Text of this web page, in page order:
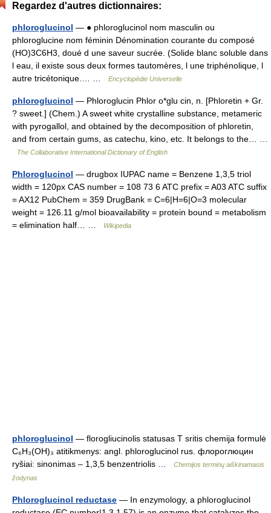
Regardez d'autres dictionnaires:
phloroglucinol — ● phloroglucinol nom masculin ou
phloroglucine nom féminin Dénomination courante du composé
(HO)3C6H3, doué d une saveur sucrée. (Solide blanc soluble dans
l eau, il existe sous deux formes tautomères, l une triphénolique, l
autre tricétonique.… …
Encyclopédie Universelle
phloroglucinol — Phloroglucin Phlor o*glu cin, n. [Phloretin + Gr.
? sweet.] (Chem.) A sweet white crystalline substance, metameric
with pyrogallol, and obtained by the decomposition of phloretin,
and from certain gums, as catechu, kino, etc. It belongs to the… …
The Collaborative International Dictionary of English
Phloroglucinol — drugbox IUPAC name = Benzene 1,3,5 triol
width = 120px CAS number = 108 73 6 ATC prefix = A03 ATC suffix
= AX12 PubChem = 359 DrugBank = C=6|H=6|O=3 molecular
weight = 126.11 g/mol bioavailability = protein bound = metabolism
= elimination half… …
Wikipedia
phloroglucinol — florogliucinolis statusas T sritis chemija formulė
C₆H₃(OH)₃ atitikmenys: angl. phloroglucinol rus. флороглюцин
ryšiai: sinonimas – 1,3,5 benzentriolis …
Chemijos terminų aiškinamasis
žodynas
Phloroglucinol reductase — In enzymology, a phloroglucinol